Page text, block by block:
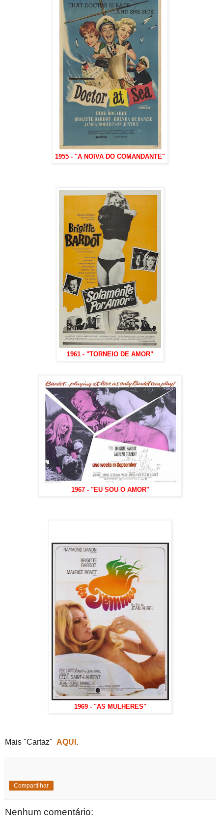
1955 - "A NOIVA DO COMANDANTE"
1961 - "TORNEIO DE AMOR"
1967 - "EU SOU O AMOR"
1969 - "AS MULHERES"
Mais "Cartaz" AQUI .
Compartilhar
Nenhum comentário: